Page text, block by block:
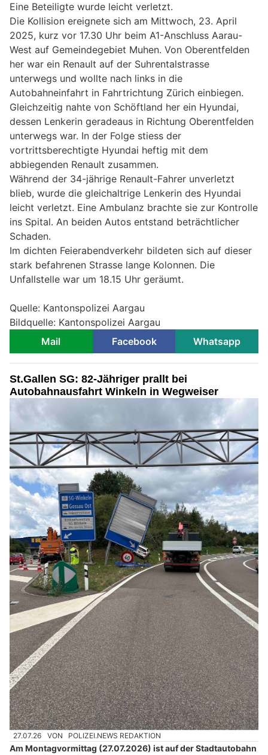
Eine Beteiligte wurde leicht verletzt.
Die Kollision ereignete sich am Mittwoch, 23. April
2025, kurz vor 17.30 Uhr beim A1-Anschluss Aarau-
West auf Gemeindegebiet Muhen. Von Oberentfelden
her war ein Renault auf der Suhrentalstrasse
unterwegs und wollte nach links in die
Autobahneinfahrt in Fahrtrichtung Zürich einbiegen.
Gleichzeitig nahte von Schöftland her ein Hyundai,
dessen Lenkerin geradeaus in Richtung Oberentfelden
unterwegs war. In der Folge stiess der
vortrittsberechtigte Hyundai heftig mit dem
abbiegenden Renault zusammen.
Während der 34-jährige Renault-Fahrer unverletzt
blieb, wurde die gleichaltrige Lenkerin des Hyundai
leicht verletzt. Eine Ambulanz brachte sie zur Kontrolle
ins Spital. An beiden Autos entstand beträchtlicher
Schaden.
Im dichten Feierabendverkehr bildeten sich auf dieser
stark befahrenen Strasse lange Kolonnen. Die
Unfallstelle war um 18.15 Uhr geräumt.
Quelle: Kantonspolizei Aargau
Bildquelle: Kantonspolizei Aargau
Mail
Facebook Whatsapp
St.Gallen SG: 82-Jähriger prallt bei
Autobahnausfahrt Winkeln in Wegweiser
27.07.26 VON POLIZEI.NEWS REDAKTION
Am Montagvormittag (27.07.2026) ist auf der Stadtautobahn